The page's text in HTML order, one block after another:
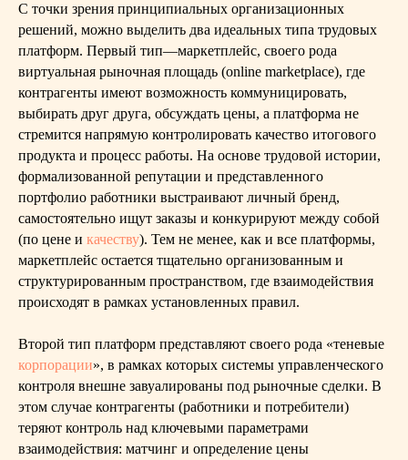
С точки зрения принципиальных организационных
решений, можно выделить два идеальных типа трудовых
платформ. Первый тип—маркетплейс, своего рода
виртуальная рыночная площадь (online marketplace), где
контрагенты имеют возможность коммуницировать,
выбирать друг друга, обсуждать цены, а платформа не
стремится напрямую контролировать качество итогового
продукта и процесс работы. На основе трудовой истории,
формализованной репутации и представленного
портфолио работники выстраивают личный бренд,
самостоятельно ищут заказы и конкурируют между собой
(по цене и качеству). Тем не менее, как и все платформы,
маркетплейс остается тщательно организованным и
структурированным пространством, где взаимодействия
происходят в рамках установленных правил.
Второй тип платформ представляют своего рода «теневые
корпорации», в рамках которых системы управленческого
контроля внешне завуалированы под рыночные сделки. В
этом случае контрагенты (работники и потребители)
теряют контроль над ключевыми параметрами
взаимодействия: матчинг и определение цены